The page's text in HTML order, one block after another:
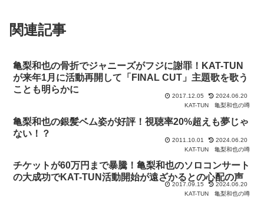
関連記事
亀梨和也の骨折でジャニーズがフジに謝罪！KAT-TUN
が来年1月に活動再開して「FINAL CUT」主題歌を歌う
ことも明らかに
2017.12.05
2024.06.20
KAT-TUN
亀梨和也の噂
亀梨和也の銀髪ベム姿が好評！視聴率20%超えも夢じゃ
ない！？
2011.10.01
2024.06.20
KAT-TUN
亀梨和也の噂
チケットが60万円まで暴騰！亀梨和也のソロコンサート
の大成功でKAT-TUN活動開始が遠ざかるとの心配の声
2017.09.15
2024.06.20
KAT-TUN
亀梨和也の噂